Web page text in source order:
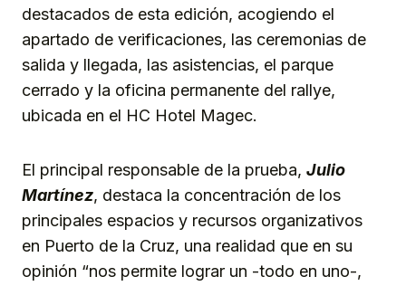
destacados de esta edición, acogiendo el
apartado de verificaciones, las ceremonias de
salida y llegada, las asistencias, el parque
cerrado y la oficina permanente del rallye,
ubicada en el HC Hotel Magec.
El principal responsable de la prueba, Julio
Martínez, destaca la concentración de los
principales espacios y recursos organizativos
en Puerto de la Cruz, una realidad que en su
opinión “nos permite lograr un -todo en uno-,